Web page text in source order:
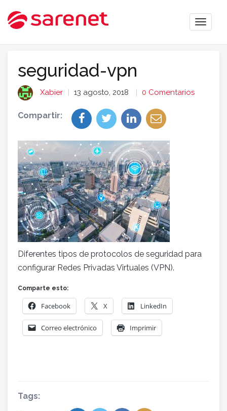
Toggle
seguridad-vpn
Xabier 13 agosto, 2018 0 Comentarios
Compartir:
Diferentes tipos de protocolos de seguridad para
configurar Redes Privadas Virtuales (VPN).
Comparte esto:
Facebook X LinkedIn
Correo electrónico Imprimir
Tags: